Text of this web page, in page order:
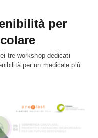
per
tre workshop dedicati
per un medicale più